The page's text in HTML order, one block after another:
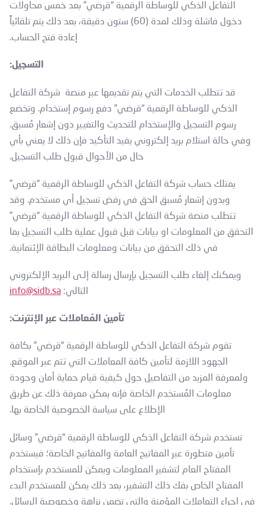
التفاعل الذكي للوساطة الرقمية “قرضي” بعد خمس محاولات
دخول فاشلة وذلك لمدة (60) ستون دقيقة، بعد ذلك يتم تلقائياً
إعادة فتح الحساب.
التسجيل:
قد تتطلب الخدمات التي يتم تقديمها عبر منصة شركة التفاعل
الذكي للوساطة الرقمية “قرضي” دفع رسوم إستخدام. وتخضع
رسوم التسجيل والإستخدام للتحديث والتغيير دون إشعار مُسبق.
وفي حالة استلام بريد إلكتروني يفيد التأكيد فإن ذلك لا يعني بأي
حال من الأحوال قبول طلب التسجيل.
يمتلك حساب شركة التفاعل الذكي للوساطة الرقمية “قرضي”
وبدون إشعار مُسبق الحق في رفض تسجيل أي مستخدم. وقد
تتطلب منصة شركة التفاعل الذكي للوساطة الرقمية “قرضي”
التحقق من المعلومات او بيانات قبل قبول عملية طلب التسجيل بما
في ذلك التحقق من بيانات ومعلومات البطاقة الإئتمانية.
ويمكنك إلغاء طلب التسجيل بإرسال رسالة إلـى البريد الإلكتروني
التالي: info@sidb.sa
تأمين المُعاملات عبر الإنترنت:
تقوم شركة التفاعل الذكي للوساطة الرقمية “قرضي” بكافة
الجهود اللازمة لتأمين كافة المعاملات التي تتم عبر الموقع.
ولمعرفة المزيد من التفاصيل حول كيفية قيام حماية أمان وجودة
معلومات المُستخدم الخاصة فإنه يمكن معرفة ذلك عن طريق
الإطلاع على سياسة الخصوصية الخاصة بها.
تستخدم شركة التفاعل الذكي للوساطة الرقمية “قرضي” وسائل
تأمين متطورة عبر المفاتيح العامة والمفاتيح الخاصة؛ فيستخدم
المفتاح العام لتشفير المعلومات ويمكن للمستخدم بإستخدام
المفتاح الخاص بفك ذلك التشفير، بعد ذلك يمكن للمستخدم البدء
في إجراء التعاملات المؤمنة والتي تضمن نزاهة وخصوصية الرسائل.